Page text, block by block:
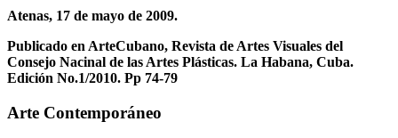
Atenas, 17 de mayo de 2009.
Publicado en ArteCubano, Revista de Artes Visuales del
Consejo Nacinal de las Artes Plásticas. La Habana, Cuba.
Edición No.1/2010. Pp 74-79
Arte Contemporáneo